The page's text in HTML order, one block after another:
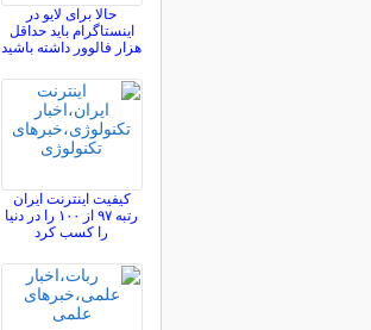
حالا برای لایو در
اینستاگرام باید حداقل
هزار فالوور داشته باشید
کیفیت اینترنت ایران
رتبه ۹۷ از ۱۰۰ را در دنیا
را کسب کرد